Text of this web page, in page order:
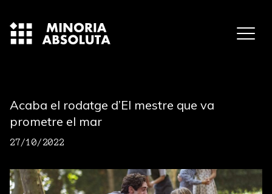
Acaba el rodatge d’El mestre que va
prometre el mar
27/10/2022